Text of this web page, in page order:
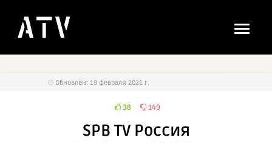
Обновлён: 19 февраля 2021 г.
38 149
SPB TV Россия